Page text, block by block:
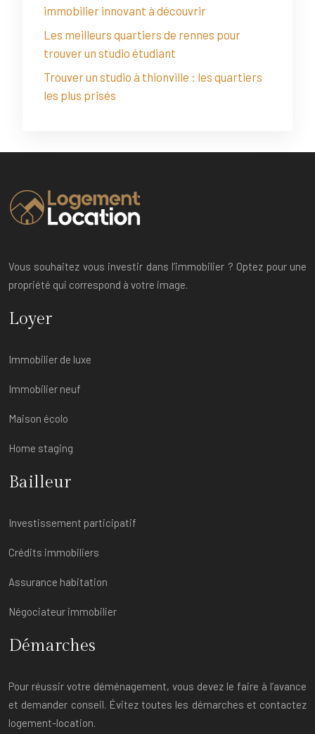
immobilier innovant à découvrir
Les meilleurs quartiers de rennes pour
trouver un studio étudiant
Trouver un studio à thionville : les quartiers
les plus prisés
Vous souhaitez vous investir dans l’immobilier ? Optez pour une
propriété qui correspond à votre image.
Loyer
Immobilier de luxe
Immobilier neuf
Maison écolo
Home staging
Bailleur
Investissement participatif
Crédits immobiliers
Assurance habitation
Négociateur immobilier
Démarches
Pour réussir votre déménagement, vous devez le faire à l’avance
et demander conseil. Évitez toutes les démarches et contactez
logement-location.